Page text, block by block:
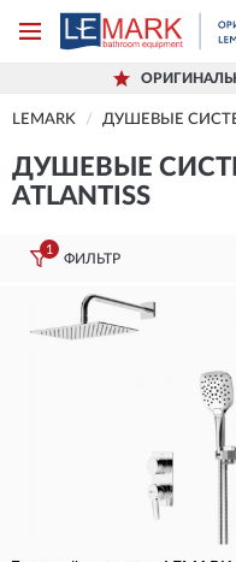
LEMARK ДУШЕВЫЕ
ДУШЕВЫЕ
ATLANTISS
1
ФИЛЬТР